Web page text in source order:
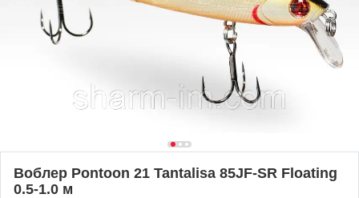
Воблер Pontoon 21 Tantalisa 85JF-SR Floating
0.5-1.0 м